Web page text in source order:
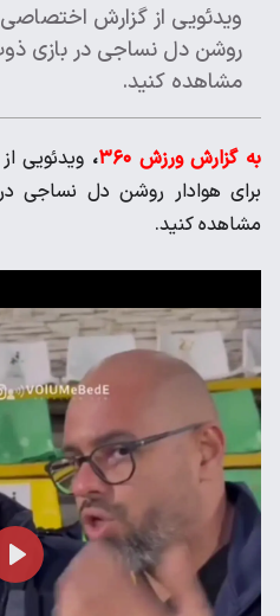
ویدئویی از گزارش
روشن دل نساجی در بازی
مشاهده کنید.
به گزارش ورزش ۳۶۰ ، ویدئویی
برای هوادار روشن دل نساجی
مشاهده کنید.